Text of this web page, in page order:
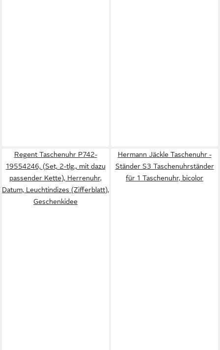
Regent Taschenuhr P742-
19554246, (Set, 2-tlg., mit dazu
passender Kette), Herrenuhr,
Datum, Leuchtindizes (Zifferblatt),
Geschenkidee
Hermann Jäckle Taschenuhr -
Ständer S3 Taschenuhrständer
für 1 Taschenuhr, bicolor